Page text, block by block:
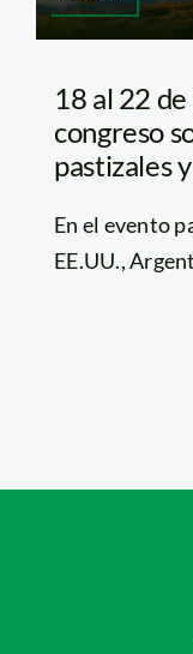
18 al 22
congreso
pastizales
En el evento
EE.UU.,